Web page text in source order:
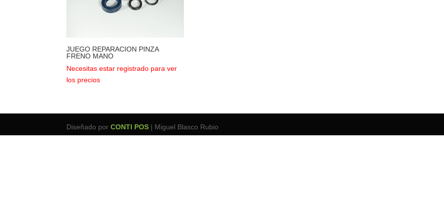
JUEGO REPARACION PINZA
FRENO MANO
Necesitas estar registrado para ver
los precios
Diseñado porCONTI POS | Miguel Blasco Rubio